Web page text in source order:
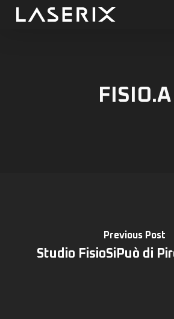
Skip
FISIO.A
Previous Post
Studio FisioSiPuò di